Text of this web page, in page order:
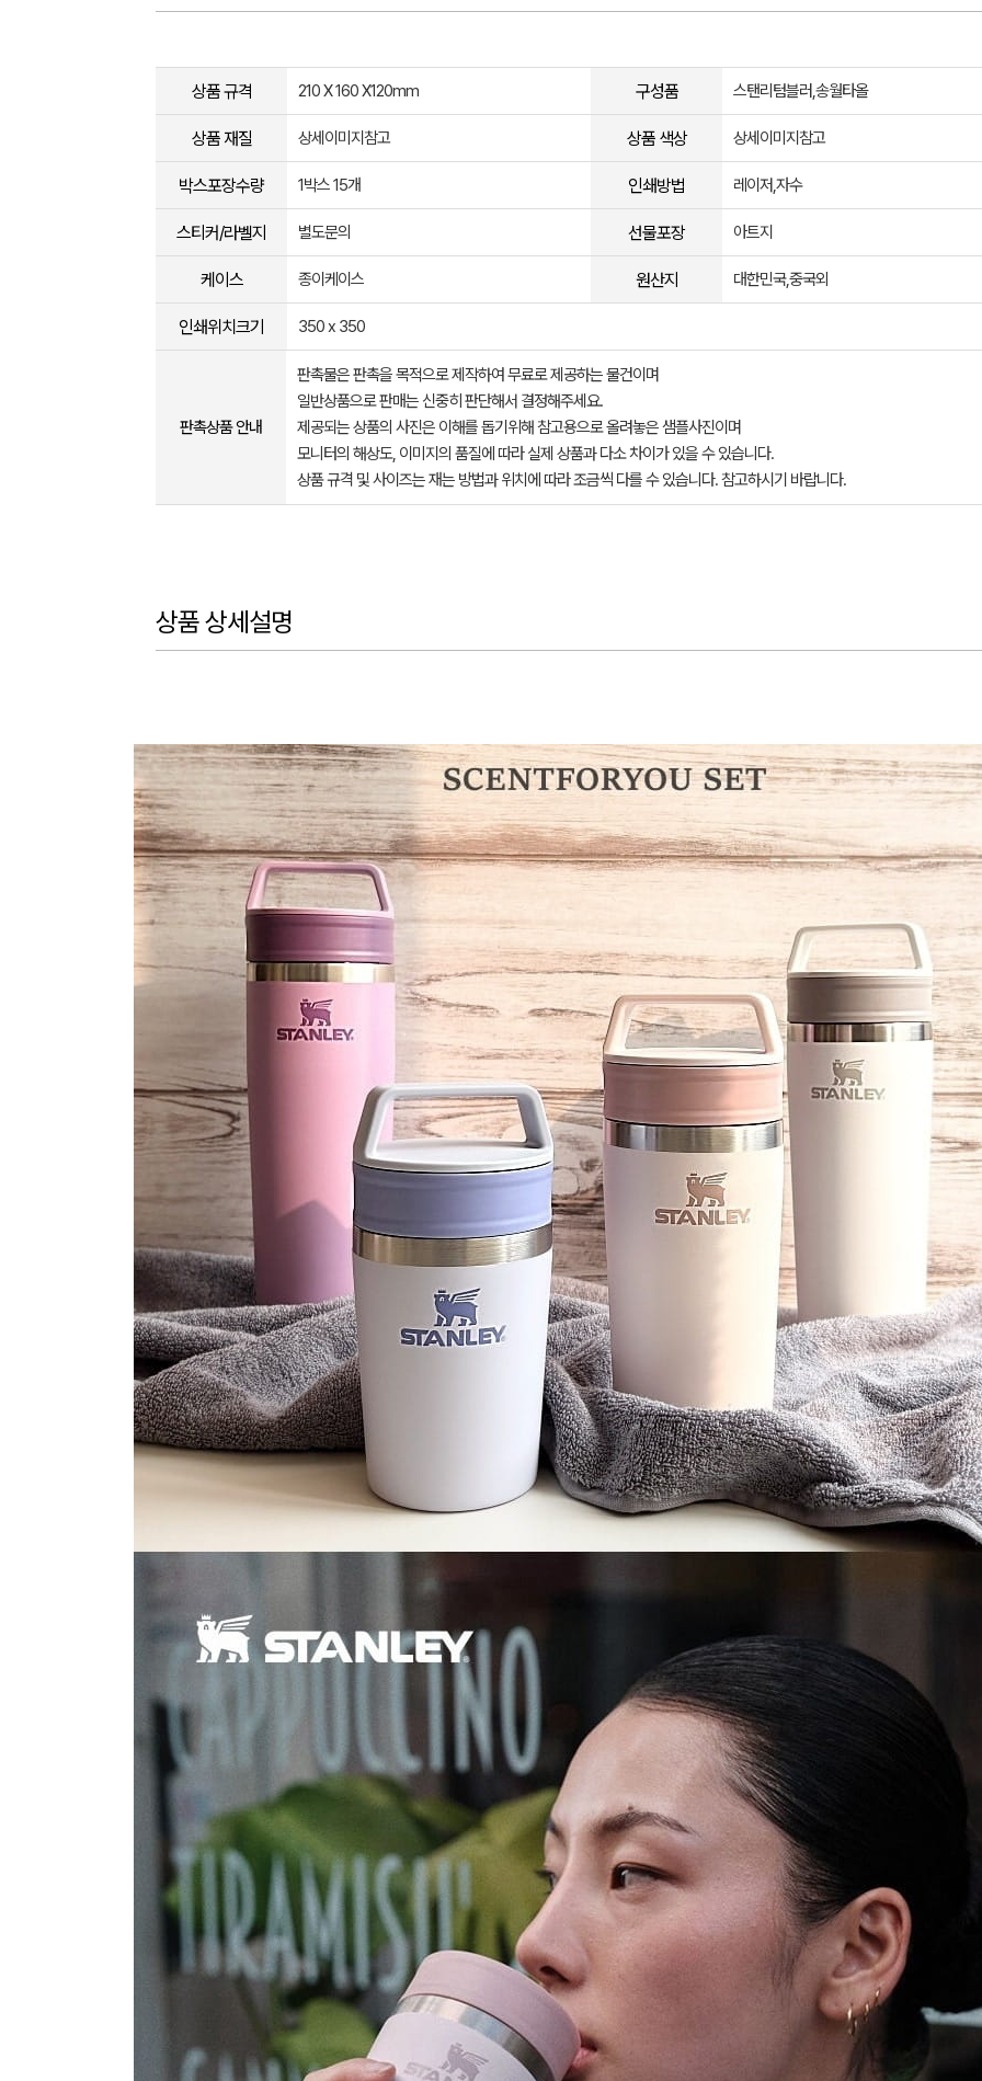
상품 규격 210 X 160 X120mm 구성품 스탠리텀블러,송월타올
상품 재질 상세이미지참고 상품 색상 상세이미지참고
박스포장수량 1박스 15개 인쇄방법 레이저,자수
스티커/라벨지 별도문의 선물포장 아트지
케이스 종이케이스 원산지 대한민국,중국외
인쇄위치크기 350 x 350
판촉상품 안내
판촉물은 판촉을 목적으로 제작하여 무료로 제공하는 물건이며
일반상품으로 판매는 신중히 판단해서 결정해주세요.
제공되는 상품의 사진은 이해를 돕기위해 참고용으로 올려놓은 샘플사진이며
모니터의 해상도, 이미지의 품질에 따라 실제 상품과 다소 차이가 있을 수 있습니다.
상품 규격 및 사이즈는 재는 방법과 위치에 따라 조금씩 다를 수 있습니다. 참고하시기 바랍니다.
상품 상세설명